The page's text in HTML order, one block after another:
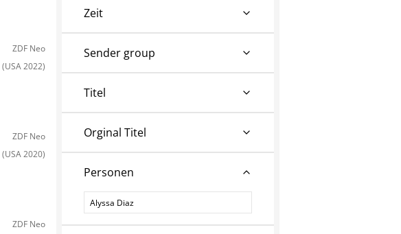
ZDF Neo
(USA 2022)
ZDF Neo
(USA 2020)
ZDF Neo
Zeit
Sender group
Titel
Orginal Titel
Personen
Personen